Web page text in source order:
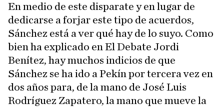
En medio de este disparate y en lugar de
dedicarse a forjar este tipo de acuerdos,
Sánchez está a ver qué hay de lo suyo. Como
bien ha explicado en El Debate Jordi
Benítez, hay muchos indicios de que
Sánchez se ha ido a Pekín por tercera vez en
dos años para, de la mano de José Luis
Rodríguez Zapatero, la mano que mueve la